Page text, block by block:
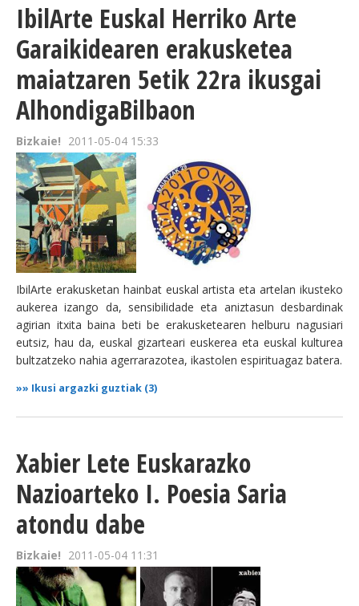
IbilArte Euskal Herriko Arte
Garaikidearen erakusketea
maiatzaren 5etik 22ra ikusgai
AlhondigaBilbaon
Bizkaie! 2011-05-04 15:33
IbilArte erakusketan hainbat euskal artista eta artelan ikusteko
aukerea izango da, sensibilidade eta aniztasun desbardinak
agirian itxita baina beti be erakusketearen helburu nagusiari
eutsiz, hau da, euskal gizarteari euskerea eta euskal kulturea
bultzatzeko nahia agerrarazotea, ikastolen espirituagaz batera.
»» Ikusi argazki guztiak (3)
Xabier Lete Euskarazko
Nazioarteko I. Poesia Saria
atondu dabe
Bizkaie! 2011-05-04 11:31